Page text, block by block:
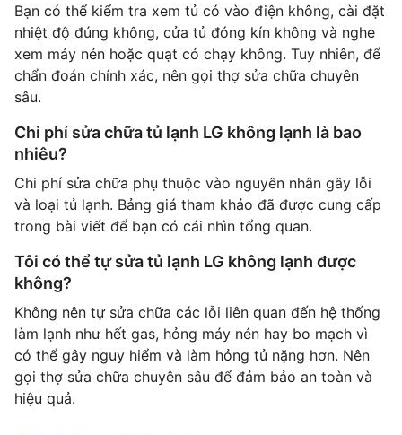
Bạn có thể kiểm tra xem tủ có vào điện không, cài đặt
nhiệt độ đúng không, cửa tủ đóng kín không và nghe
xem máy nén hoặc quạt có chạy không. Tuy nhiên, để
chẩn đoán chính xác, nên gọi thợ sửa chữa chuyên
sâu.
Chi phí sửa chữa tủ lạnh LG không lạnh là bao
nhiêu?
Chi phí sửa chữa phụ thuộc vào nguyên nhân gây lỗi
và loại tủ lạnh. Bảng giá tham khảo đã được cung cấp
trong bài viết để bạn có cái nhìn tổng quan.
Tôi có thể tự sửa tủ lạnh LG không lạnh được
không?
Không nên tự sửa chữa các lỗi liên quan đến hệ thống
làm lạnh như hết gas, hỏng máy nén hay bo mạch vì
có thể gây nguy hiểm và làm hỏng tủ nặng hơn. Nên
gọi thợ sửa chữa chuyên sâu để đảm bảo an toàn và
hiệu quả.